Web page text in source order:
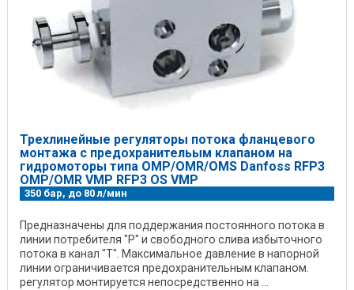
Трехлинейные регуляторы потока фланцевого
монтажа с предохранительым клапаном на
гидромоторы типа OMP/OMR/OMS Danfoss RFP3
OMP/OMR VMP RFP3 OS VMP
350 бар, до 80 л/мин
Предназначены для поддержания постоянного потока в
линии потребителя "P" и свободного слива избыточного
потока в канал "T". Максимальное давление в напорной
линии ограничивается предохранительным клапаном.
регулятор монтируется непосредственно на ...